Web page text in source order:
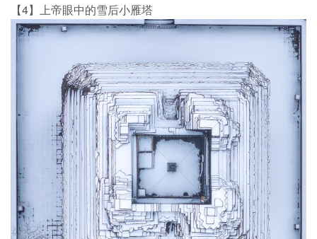
【4】上帝眼中的雪后小雁塔 ​​​